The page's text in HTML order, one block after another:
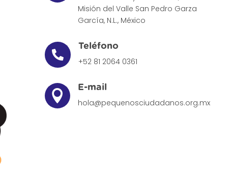
Misión del Valle San Pedro Garza
García, N.L., México

Teléfono
+52 81 2064 0361

E-mail
hola@pequenosciudadanos.org.mx